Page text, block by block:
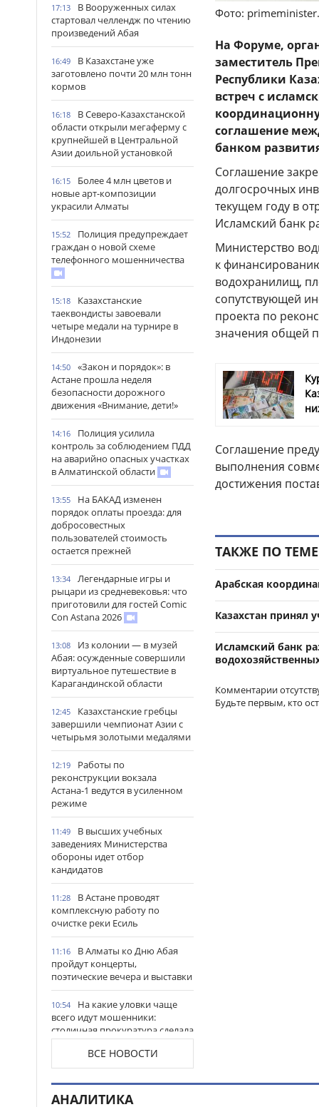
17:13
В Вооруженных силах
стартовал челлендж по чтению
произведений Абая
16:49
В Казахстане уже
заготовлено почти 20 млн тонн
кормов
16:18
В Северо-Казахстанской
области открыли мегаферму с
крупнейшей в Центральной
Азии доильной установкой
16:15
Более 4 млн цветов и
новые арт-композиции
украсили Алматы
15:52
Полиция предупреждает
граждан о новой схеме
телефонного мошенничества
15:18
Казахстанские
таеквондисты завоевали
четыре медали на турнире в
Индонезии
14:50
«Закон и порядок»: в
Астане прошла неделя
безопасности дорожного
движения «Внимание, дети!»
14:16
Полиция усилила
контроль за соблюдением ПДД
на аварийно опасных участках
в Алматинской области
13:55
На БАКАД изменен
порядок оплаты проезда: для
добросовестных
пользователей стоимость
остается прежней
13:34
Легендарные игры и
рыцари из средневековья: что
приготовили для гостей Comic
Con Astana 2026
13:08
Из колонии — в музей
Абая: осужденные совершили
виртуальное путешествие в
Карагандинской области
12:45
Казахстанские гребцы
завершили чемпионат Азии с
четырьмя золотыми медалями
12:19
Работы по
реконструкции вокзала
Астана-1 ведутся в усиленном
режиме
11:49
В высших учебных
заведениях Министерства
обороны идет отбор
кандидатов
11:28
В Астане проводят
комплексную работу по
очистке реки Есиль
11:16
В Алматы ко Дню Абая
пройдут концерты,
поэтические вечера и выставки
10:54
На какие уловки чаще
всего идут мошенники:
столичная прокуратура сделала
важное предупреждение
гражданам
10:44
Продкорпорация
увеличила финансирование
ВСЕ НОВОСТИ
Фото:
На Форуме,
заместитель
Республики
встреч с
соглашение
банком
Соглашение
долгосрочных
текущем году в
Исламский банк
Министерство
к
водохранилищ,
сопутствующей
проекта по
значения общей
Соглашение
выполнения
достижения
ТАКЖЕ ПО ТЕМЕ
Арабская
Казахстан принял
Исламский банк
Комментарии
Будьте первым, кто
АНАЛИТИКА